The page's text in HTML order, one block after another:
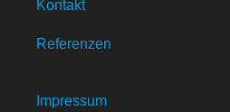
Kontakt
Referenzen
Impressum